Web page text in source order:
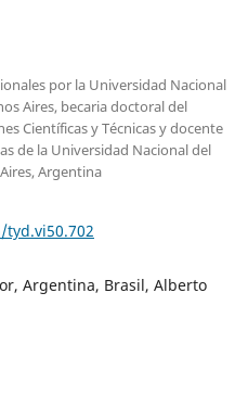
por la Universidad Nacional
Aires, becaria doctoral del
Científicas y Técnicas y docente
de la Universidad Nacional del
Argentina
Argentina, Brasil, Alberto